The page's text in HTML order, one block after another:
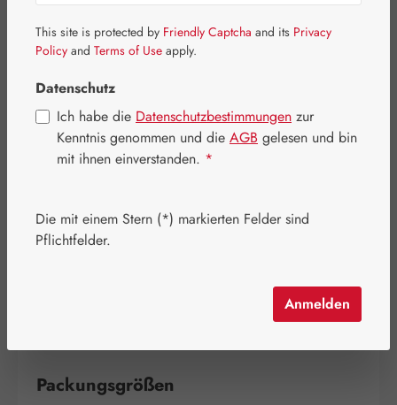
Regulärer Preis:
64,10 €
Inhalt:0.039 Kilogramm
Schnell zuschlagen! Es sind nur noch wenige Artikel
Packungsgrößen
This site is protected by Friendly Captcha and its Privacy
Policy and Terms of Use apply.
Datenschutz
Ich habe die Datenschutzbestimmungen zur
Kenntnis genommen und die AGB gelesen und bin
mit ihnen einverstanden. *
Die mit einem Stern (*) markierten Felder sind
Pflichtfelder.
Anmelden